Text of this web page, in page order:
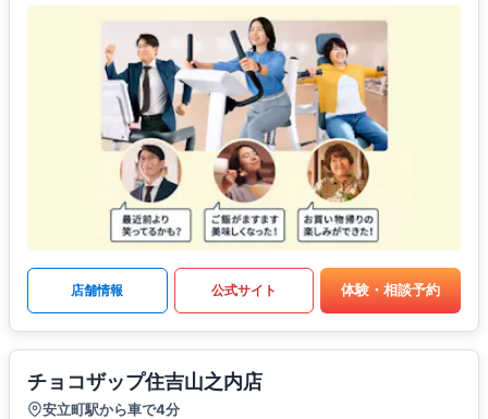
店舗情報 公式サイト 体験・相談予約
チョコザップ住吉山之内店
安立町駅から車で4分